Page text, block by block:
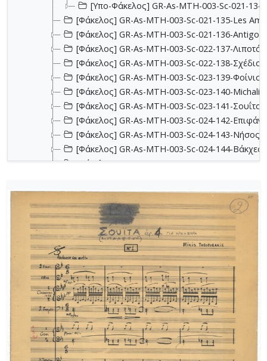
[Υπο-Φάκελος] GR-As-MTH-003-Sc-021-
[Φάκελος] GR-As-MTH-003-Sc-021-135-Les
[Φάκελος] GR-As-MTH-003-Sc-021-136-
[Φάκελος] GR-As-MTH-003-Sc-022-137-
[Φάκελος] GR-As-MTH-003-Sc-022-138-Σχέδια
[Φάκελος] GR-As-MTH-003-Sc-023-139-
[Φάκελος] GR-As-MTH-003-Sc-023-140-
[Φάκελος] GR-As-MTH-003-Sc-023-141-
[Φάκελος] GR-As-MTH-003-Sc-024-142-
[Φάκελος] GR-As-MTH-003-Sc-024-143-
[Φάκελος] GR-As-MTH-003-Sc-024-144-Βάκχες
[Φάκελος] GR-As-MTH-003-Sc-024-145-Faces
[Φάκελος] GR-As-MTH-003-Sc-024-147-
[Φάκελος] GR-As-MTH-003-Sc-024-148-
[Φάκελος] GR-As-MTH-003-Sc-024-149-
[Φάκελος] GR-As-MTH-003-Sc-025-150-Phedre
[Φάκελος] GR-As-MTH-003-Sc-025-151-Ο
[Φάκελος] GR-As-MTH-003-Sc-025-152-
[Φάκελος] GR-As-MTH-003-Sc-025-153-
[Φάκελος] GR-As-MTH-003-Sc-025-154-
[Φάκελος] GR-As-MTH-003-Sc-026-155-Ένας
[Φάκελος] GR-As-MTH-003-Sc-026-156-
[Φάκελος] GR-As-MTH-003-Sc-026-157-
[Φάκελος] GR-As-MTH-003-Sc-026-158-Μαγική